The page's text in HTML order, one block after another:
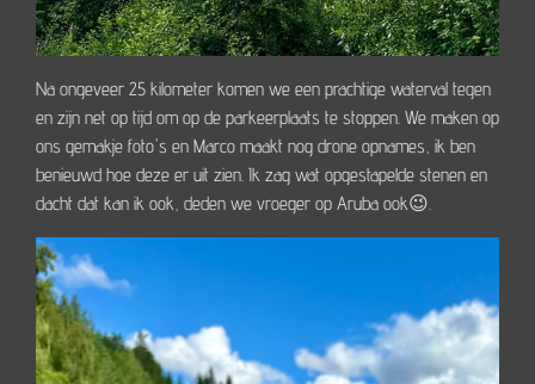
Na ongeveer 25 kilometer komen we een prachtige waterval tegen
en zijn net op tijd om op de parkeerplaats te stoppen. We maken op
ons gemakje foto's en Marco maakt nog drone opnames, ik ben
benieuwd hoe deze er uit zien. Ik zag wat opgestapelde stenen en
dacht dat kan ik ook, deden we vroeger op Aruba ook😉.